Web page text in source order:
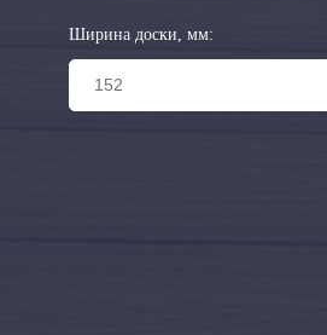
Ширина доски, мм: